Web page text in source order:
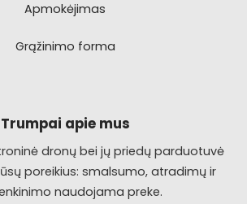
Apmokėjimas
Grąžinimo forma
Trumpai apie mus
dronų bei jų priedų parduotuvė
poreikius: smalsumo, atradimų ir
naudojama preke.